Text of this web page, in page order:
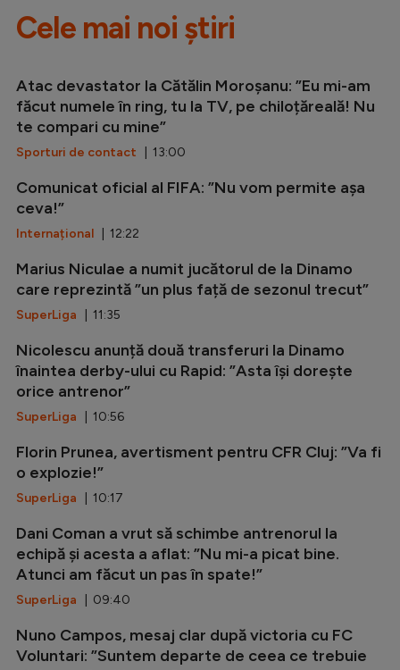
Cele mai noi știri
Atac devastator la Cătălin Moroșanu: ”Eu mi-am
făcut numele în ring, tu la TV, pe chiloțăreală! Nu
te compari cu mine”
Sporturi de contact | 13:00
Comunicat oficial al FIFA: ”Nu vom permite așa
ceva!”
Internațional | 12:22
Marius Niculae a numit jucătorul de la Dinamo
care reprezintă ”un plus față de sezonul trecut”
SuperLiga | 11:35
Nicolescu anunță două transferuri la Dinamo
înaintea derby-ului cu Rapid: ”Asta își dorește
orice antrenor”
SuperLiga | 10:56
Florin Prunea, avertisment pentru CFR Cluj: ”Va fi
o explozie!”
SuperLiga | 10:17
Dani Coman a vrut să schimbe antrenorul la
echipă și acesta a aflat: ”Nu mi-a picat bine.
Atunci am făcut un pas în spate!”
SuperLiga | 09:40
Nuno Campos, mesaj clar după victoria cu FC
Voluntari: ”Suntem departe de ceea ce trebuie